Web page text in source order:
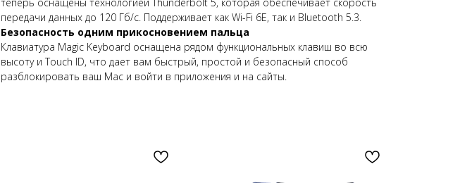
передачи данных до 120 Гб/с. Поддерживает как Wi-Fi 6E, так и Bluetooth 5.3.
Безопасность одним прикосновением пальца
Клавиатура Magic Keyboard оснащена рядом функциональных клавиш во всю
высоту и Touch ID, что дает вам быстрый, простой и безопасный способ
разблокировать ваш Mac и войти в приложения и на сайты.